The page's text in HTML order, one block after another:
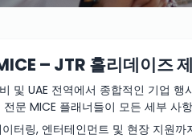
– JTR 홀리데이즈
및 UAE 전역에서 종합적인 기업 행
전문 MICE 플래너들이 모든 세부 사
터링, 엔터테인먼트 및 현장 지원